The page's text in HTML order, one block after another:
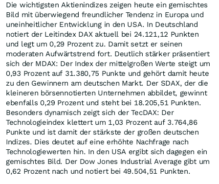
Die wichtigsten Aktienindizes zeigen heute ein gemischtes
Bild mit überwiegend freundlicher Tendenz in Europa und
uneinheitlicher Entwicklung in den USA. In Deutschland
notiert der Leitindex DAX aktuell bei 24.121,12 Punkten
und legt um 0,29 Prozent zu. Damit setzt er seinen
moderaten Aufwärtstrend fort. Deutlich stärker präsentiert
sich der MDAX: Der Index der mittelgroßen Werte steigt um
0,93 Prozent auf 31.380,75 Punkte und gehört damit heute
zu den Gewinnern am deutschen Markt. Der SDAX, der die
kleineren börsennotierten Unternehmen abbildet, gewinnt
ebenfalls 0,29 Prozent und steht bei 18.205,51 Punkten.
Besonders dynamisch zeigt sich der TecDAX: Der
Technologieindex klettert um 1,03 Prozent auf 3.764,86
Punkte und ist damit der stärkste der großen deutschen
Indizes. Dies deutet auf eine erhöhte Nachfrage nach
Technologiewerten hin. In den USA ergibt sich dagegen ein
gemischtes Bild. Der Dow Jones Industrial Average gibt um
0,62 Prozent nach und notiert bei 49.504,51 Punkten.